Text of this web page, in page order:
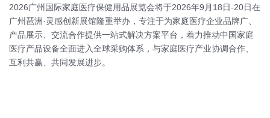
2026广州国际家庭医疗保健用品展览会将于2026年9月18日-20日在
广州琶洲·灵感创新展馆隆重举办，专注于为家庭医疗企业品牌广、
产品展示、交流合作提供一站式解决方案平台，着力推动中国家庭
医疗产品设备全面进入全球采购体系，与家庭医疗产业协调合作、
互利共赢、共同发展进步。